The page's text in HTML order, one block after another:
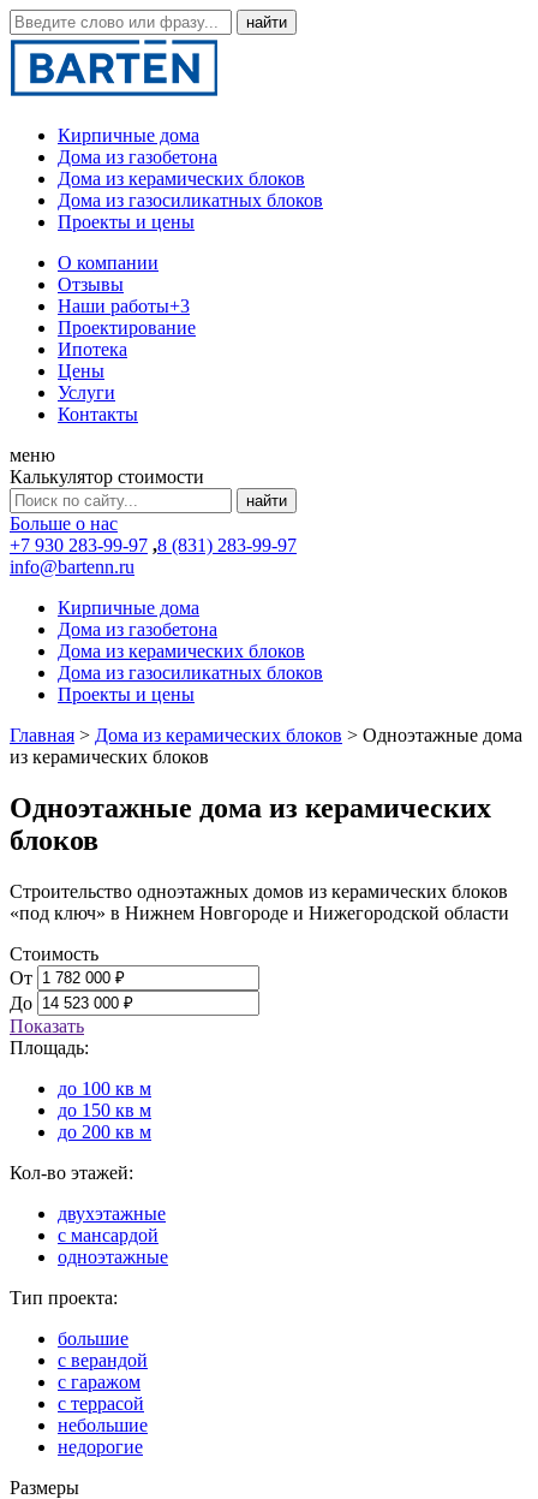
Кирпичные дома
Дома из газобетона
Дома из керамических блоков
Дома из газосиликатных блоков
Проекты и цены
О компании
Отзывы
Наши работы+3
Проектирование
Ипотека
Цены
Услуги
Контакты
меню
Калькулятор стоимости
Больше о нас
+7 930 283-99-97 ,8 (831) 283-99-97
info@bartenn.ru
Кирпичные дома
Дома из газобетона
Дома из керамических блоков
Дома из газосиликатных блоков
Проекты и цены
Главная > Дома из керамических блоков > Одноэтажные дома
из керамических блоков
Одноэтажные дома из керамических
блоков
Строительство одноэтажных домов из керамических блоков
«под ключ» в Нижнем Новгороде и Нижегородской области
Стоимость
От
До
Показать
Площадь:
до 100 кв м
до 150 кв м
до 200 кв м
Кол-во этажей:
двухэтажные
с мансардой
одноэтажные
Тип проекта:
большие
с верандой
с гаражом
с террасой
небольшие
недорогие
Размеры